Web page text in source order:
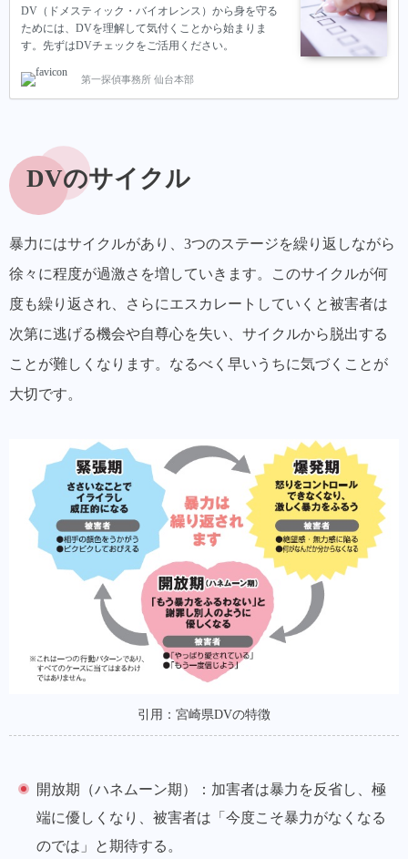
DV（ドメスティック・バイオレンス）から身を守る
ためには、DVを理解して気付くことから始まりま
す。先ずはDVチェックをご活用ください。
第一探偵事務所 仙台本部
DVのサイクル
暴力にはサイクルがあり、3つのステージを繰り返しながら
徐々に程度が過激さを増していきます。このサイクルが何
度も繰り返され、さらにエスカレートしていくと被害者は
次第に逃げる機会や自尊心を失い、サイクルから脱出する
ことが難しくなります。なるべく早いうちに気づくことが
大切です。
引用：宮崎県DVの特徴
開放期（ハネムーン期）
：加害者は暴力を反省し、極
端に優しくなり、被害者は「今度こそ暴力がなくなる
のでは」と期待する。